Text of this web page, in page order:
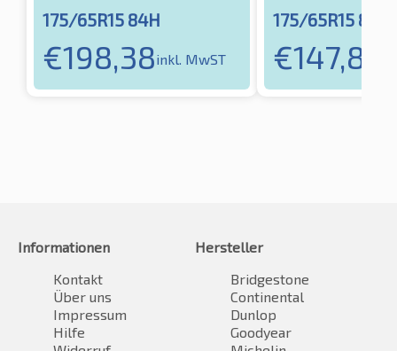
175/65R15 84H
€198,38inkl. MwST
175/65R15 84H
€147,89
Informationen
Kontakt
Über uns
Impressum
Hilfe
Hersteller
Bridgestone
Continental
Dunlop
Goodyear